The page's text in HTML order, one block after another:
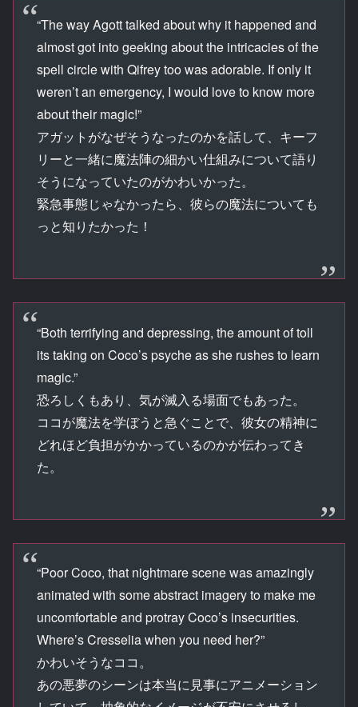
“The way Agott talked about why it happened and
almost got into geeking about the intricacies of the
spell circle with Qifrey too was adorable. If only it
weren’t an emergency, I would love to know more
about their magic!”
アガットがなぜそうなったのかを話して、キーフ
リーと一緒に魔法陣の細かい仕組みについて語り
そうになっていたのがかわいかった。
緊急事態じゃなかったら、彼らの魔法についても
っと知りたかった！
“Both terrifying and depressing, the amount of toll
its taking on Coco’s psyche as she rushes to learn
magic.”
恐ろしくもあり、気が滅入る場面でもあった。
ココが魔法を学ぼうと急ぐことで、彼女の精神に
どれほど負担がかかっているのかが伝わってき
た。
“Poor Coco, that nightmare scene was amazingly
animated with some abstract imagery to make me
uncomfortable and protray Coco’s insecurities.
Where’s Cresselia when you need her?”
かわいそうなココ。
あの悪夢のシーンは本当に見事にアニメーション